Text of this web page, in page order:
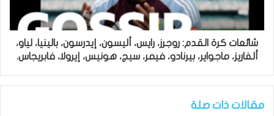
شائعات كرة القدم: روجرز، رايس، أليسون، إيدرسون، بالينيا، لياو،
ألفاريز، ماجواير، بيرنادو، فيمر، سيج، هونيس، إيرولا، فابريجاس.
مقالات ذات صلة